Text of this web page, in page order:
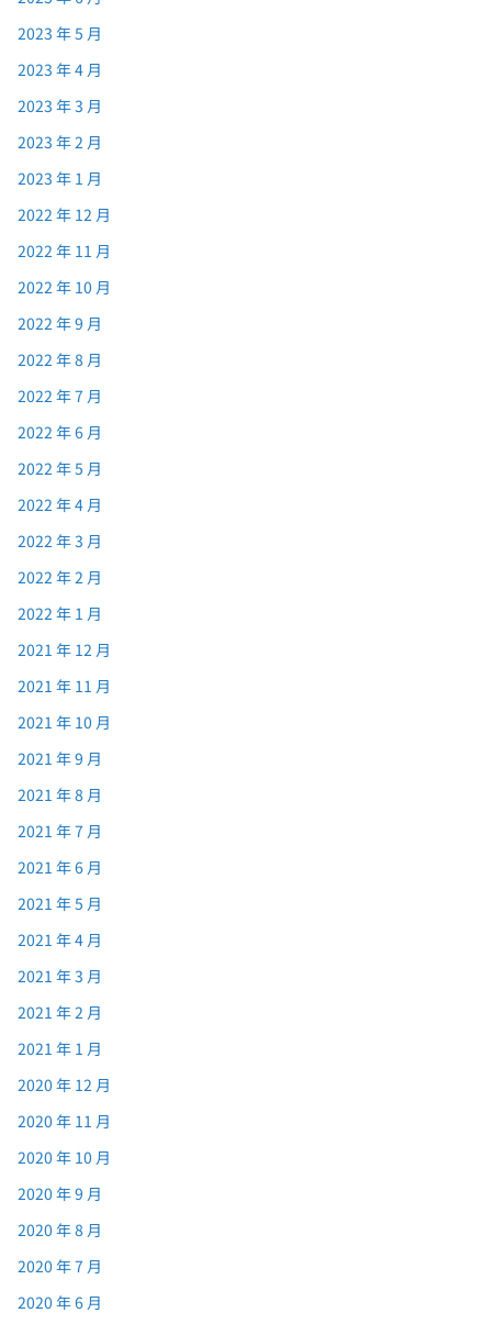
2023 年 5 月
2023 年 4 月
2023 年 3 月
2023 年 2 月
2023 年 1 月
2022 年 12 月
2022 年 11 月
2022 年 10 月
2022 年 9 月
2022 年 8 月
2022 年 7 月
2022 年 6 月
2022 年 5 月
2022 年 4 月
2022 年 3 月
2022 年 2 月
2022 年 1 月
2021 年 12 月
2021 年 11 月
2021 年 10 月
2021 年 9 月
2021 年 8 月
2021 年 7 月
2021 年 6 月
2021 年 5 月
2021 年 4 月
2021 年 3 月
2021 年 2 月
2021 年 1 月
2020 年 12 月
2020 年 11 月
2020 年 10 月
2020 年 9 月
2020 年 8 月
2020 年 7 月
2020 年 6 月